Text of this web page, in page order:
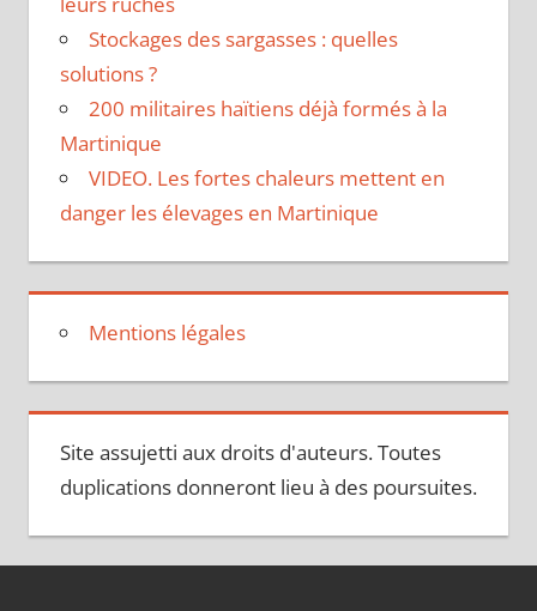
Stockages des sargasses : quelles
solutions ?
200 militaires haïtiens déjà formés à la
Martinique
VIDEO. Les fortes chaleurs mettent en
danger les élevages en Martinique
Mentions légales
Site assujetti aux droits d'auteurs. Toutes
duplications donneront lieu à des poursuites.